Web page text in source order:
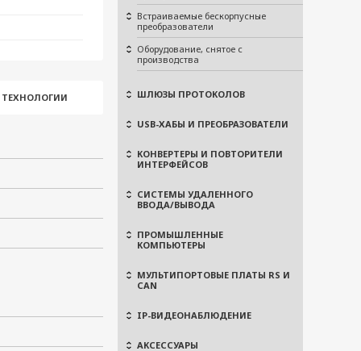
Встраиваемые бескорпусные
преобразователи
Оборудование, снятое с
производства
ШЛЮЗЫ ПРОТОКОЛОВ
USB-ХАБЫ И ПРЕОБРАЗОВАТЕЛИ
КОНВЕРТЕРЫ И ПОВТОРИТЕЛИ
ИНТЕРФЕЙСОВ
СИСТЕМЫ УДАЛЕННОГО
ВВОДА/ВЫВОДА
ПРОМЫШЛЕННЫЕ
КОМПЬЮТЕРЫ
МУЛЬТИПОРТОВЫЕ ПЛАТЫ RS И
CAN
IP-ВИДЕОНАБЛЮДЕНИЕ
АКСЕССУАРЫ